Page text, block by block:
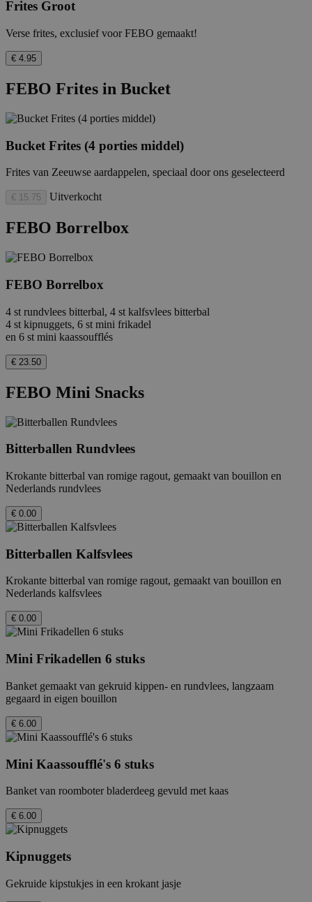
Frites Groot
Verse frites, exclusief voor FEBO gemaakt!
€ 4.95
FEBO Frites in Bucket
Bucket Frites (4 porties middel)
Frites van Zeeuwse aardappelen, speciaal door ons geselecteerd
€ 15.75 Uitverkocht
FEBO Borrelbox
FEBO Borrelbox
4 st rundvlees bitterbal, 4 st kalfsvlees bitterbal
4 st kipnuggets, 6 st mini frikadel
en 6 st mini kaassoufflés
€ 23.50
FEBO Mini Snacks
Bitterballen Rundvlees
Krokante bitterbal van romige ragout, gemaakt van bouillon en
Nederlands rundvlees
€ 0.00
Bitterballen Kalfsvlees
Krokante bitterbal van romige ragout, gemaakt van bouillon en
Nederlands kalfsvlees
€ 0.00
Mini Frikadellen 6 stuks
Banket gemaakt van gekruid kippen- en rundvlees, langzaam
gegaard in eigen bouillon
€ 6.00
Mini Kaassoufflé's 6 stuks
Banket van roomboter bladerdeeg gevuld met kaas
€ 6.00
Kipnuggets
Gekruide kipstukjes in een krokant jasje